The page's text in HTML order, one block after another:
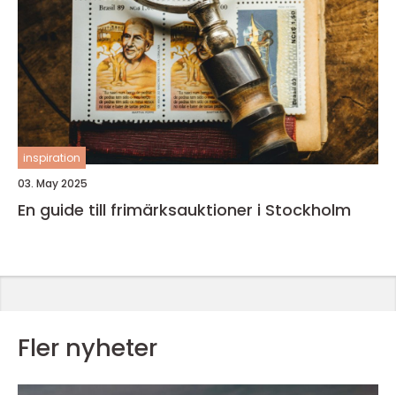
inspiration
03. May 2025
En guide till frimärksauktioner i Stockholm
Fler nyheter